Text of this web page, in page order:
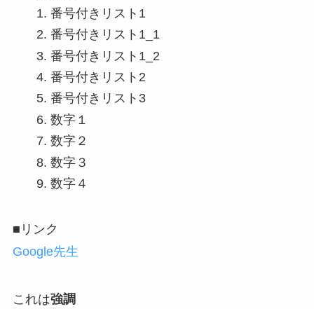
番号付きリスト1
番号付きリスト1_1
番号付きリスト1_2
番号付きリスト2
番号付きリスト3
数字１
数字２
数字３
数字４
■リンク
Google先生
これは強調